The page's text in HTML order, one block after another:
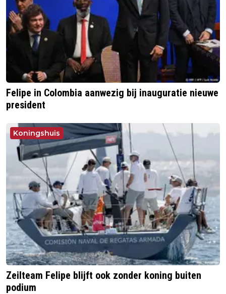
Felipe in Colombia aanwezig bij inauguratie nieuwe
president
Koningshuis
Zeilteam Felipe blijft ook zonder koning buiten
podium